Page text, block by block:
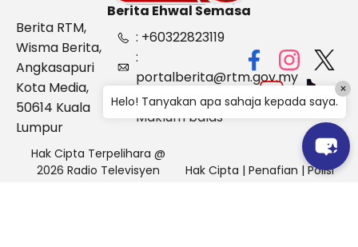
Berita Ehwal Semasa
Berita RTM,
Wisma Berita,
Angkasapuri
Kota Media,
50614 Kuala
Lumpur
: +60322823119
:
portalberita@rtm.gov.my
: Aduan &
Maklum balas
Hak Cipta Terpelihara @
2026 Radio Televisyen
Hak Cipta | Penafian | Polisi
Helo! Tanyakan apa sahaja kepada saya.
×